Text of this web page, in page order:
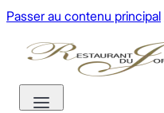
Passer au contenu principal